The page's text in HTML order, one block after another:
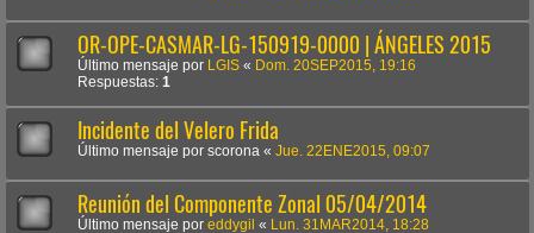
OR-OPE-CASMAR-LG-150919-0000 | ÁNGELES 2015
Último mensaje por LGIS « Dom. 20SEP2015, 19:16
Respuestas: 1
Incidente del Velero Frida
Último mensaje por scorona « Jue. 22ENE2015, 09:07
Reunión del Componente Zonal 05/04/2014
Último mensaje por eddygil « Lun. 31MAR2014, 18:28